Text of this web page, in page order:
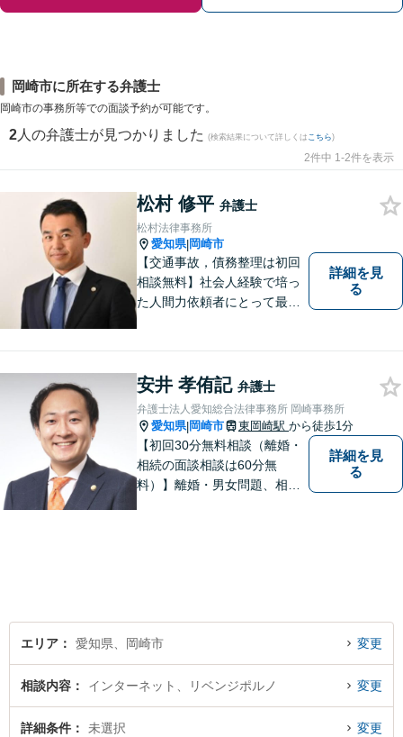
岡崎市に所在する弁護士
岡崎市の事務所等での面談予約が可能です。
2 人の弁護士が見つかりました (検索結果について詳しくは こちら)
2件中 1-2件を表示
松村 修平 弁護士
松村法律事務所
愛知県|岡崎市
【交通事故，債務整理は初回
相談無料】社会人経験で培っ
た人間力依頼者にとって最大
詳細を見
る
安井 孝侑記 弁護士
弁護士法人愛知総合法律事務所 岡崎事務所
愛知県|岡崎市 東岡崎駅 から徒歩1分
【初回30分無料相談（離婚・
相続の面談相談は60分無
料）】離婚・男女問題、相
詳細を見
る
エリア 愛知県、岡崎市 変更
相談内容 インターネット、リベンジポルノ 変更
詳細条件 未選択 変更